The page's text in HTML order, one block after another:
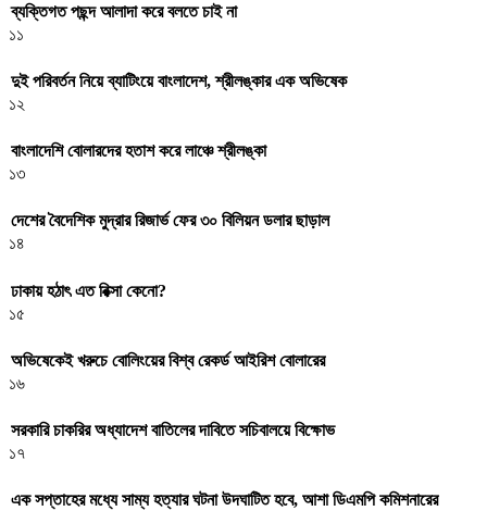
ব্যক্তিগত পছন্দ আলাদা করে বলতে চাই না
১১
দুই পরিবর্তন নিয়ে ব্যাটিংয়ে বাংলাদেশ, শ্রীলঙ্কার এক অভিষেক
১২
বাংলাদেশি বোলারদের হতাশ করে লাঞ্চে শ্রীলঙ্কা
১৩
দেশের বৈদেশিক মুদ্রার রিজার্ভ ফের ৩০ বিলিয়ন ডলার ছাড়াল
১৪
ঢাকায় হঠাৎ এত রিক্সা কেনো?
১৫
অভিষেকেই খরুচে বোলিংয়ের বিশ্ব রেকর্ড আইরিশ বোলারের
১৬
সরকারি চাকরির অধ্যাদেশ বাতিলের দাবিতে সচিবালয়ে বিক্ষোভ
১৭
এক সপ্তাহের মধ্যে সাম্য হত্যার ঘটনা উদঘাটিত হবে, আশা ডিএমপি কমিশনারের